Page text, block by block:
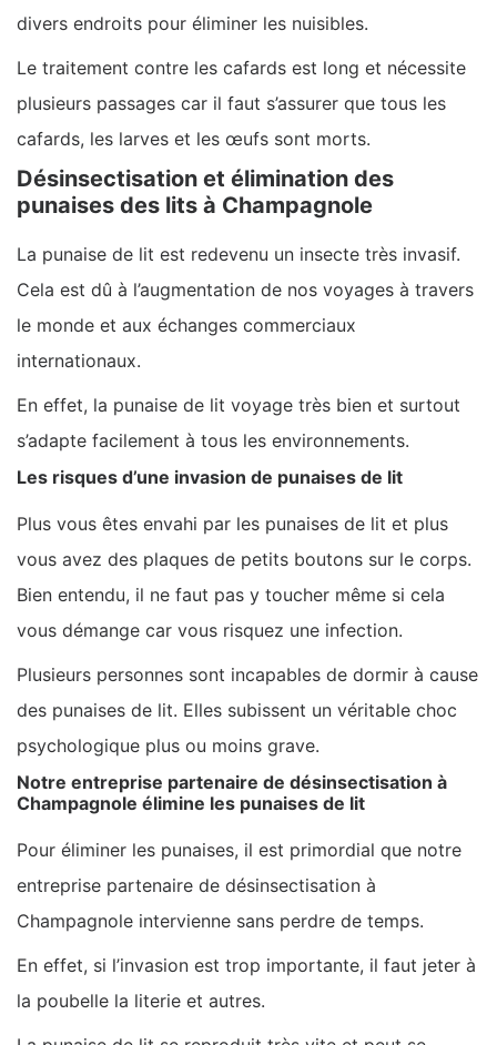
divers endroits pour éliminer les nuisibles.
Le traitement contre les cafards est long et nécessite
plusieurs passages car il faut s’assurer que tous les
cafards, les larves et les œufs sont morts.
Désinsectisation et élimination des
punaises des lits à Champagnole
La punaise de lit est redevenu un insecte très invasif.
Cela est dû à l’augmentation de nos voyages à travers
le monde et aux échanges commerciaux
internationaux.
En effet, la punaise de lit voyage très bien et surtout
s’adapte facilement à tous les environnements.
Les risques d’une invasion de punaises de lit
Plus vous êtes envahi par les punaises de lit et plus
vous avez des plaques de petits boutons sur le corps.
Bien entendu, il ne faut pas y toucher même si cela
vous démange car vous risquez une infection.
Plusieurs personnes sont incapables de dormir à cause
des punaises de lit. Elles subissent un véritable choc
psychologique plus ou moins grave.
Notre entreprise partenaire de désinsectisation à
Champagnole élimine les punaises de lit
Pour éliminer les punaises, il est primordial que notre
entreprise partenaire de désinsectisation à
Champagnole intervienne sans perdre de temps.
En effet, si l’invasion est trop importante, il faut jeter à
la poubelle la literie et autres.